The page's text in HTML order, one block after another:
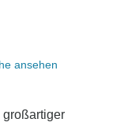
ansehen
großartiger